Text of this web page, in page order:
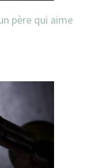
père qui aime